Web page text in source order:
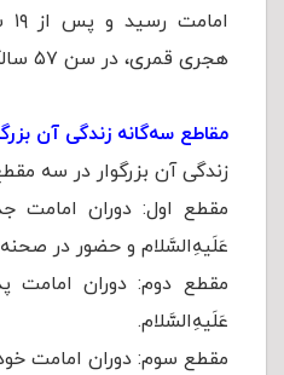
هجری قمری، در سن ۵۷ سالگی به شهادت رسید.
مقاطع سه‌گانه زندگی آن
زندگی آن بزرگوار در سه
مقطع اول: دوران امامت
عَلَیهِ‌السَّلام و حضور در
مقطع دوم: دوران امامت
عَلَیهِ‌السَّلام.
مقطع سوم: دوران امامت خود